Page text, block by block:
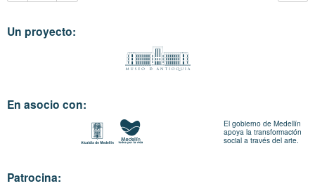
Un proyecto:
En asocio con:
El gobierno de Medellín
apoya la transformación
social a través del arte.
Patrocina: